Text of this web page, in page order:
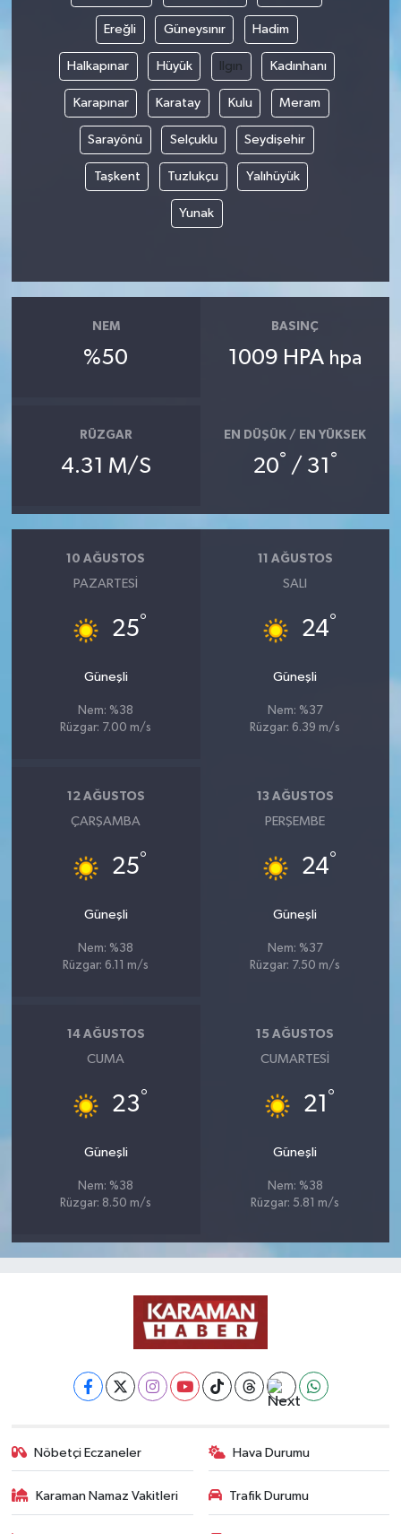
Ereğli Güneysınır Hadim
Halkapınar Hüyük Ilgın Kadınhanı
Karapınar Karatay Kulu Meram
Sarayönü Selçuklu Seydişehir
Taşkent Tuzlukçu Yalıhüyük
Yunak
NEM
%50
BASINÇ
1009 HPA hpa
RÜZGAR
4.31 M/S
EN DÜŞÜK / EN YÜKSEK
20° / 31 °
10 AĞUSTOS
PAZARTESI
25°
Güneşli
Nem: %38
Rüzgar: 7.00 m/s
11 AĞUSTOS
SALI
24°
Güneşli
Nem: %37
Rüzgar: 6.39 m/s
12 AĞUSTOS
ÇARŞAMBA
25°
Güneşli
Nem: %38
Rüzgar: 6.11 m/s
13 AĞUSTOS
PERŞEMBE
24°
Güneşli
Nem: %37
Rüzgar: 7.50 m/s
14 AĞUSTOS
CUMA
23°
Güneşli
Nem: %38
Rüzgar: 8.50 m/s
15 AĞUSTOS
CUMARTESI
21 °
Güneşli
Nem: %38
Rüzgar: 5.81 m/s
Nöbetçi Eczaneler Hava Durumu
Karaman Namaz Vakitleri Trafik Durumu